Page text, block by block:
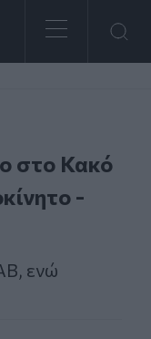
στο Κακό
-
ενώ